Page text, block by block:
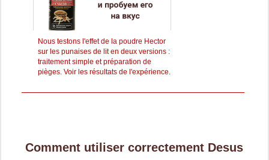
Nous testons l'effet de la poudre Hector
sur les punaises de lit en deux versions :
traitement simple et préparation de
pièges. Voir les résultats de l'expérience.
Comment utiliser correctement Desus